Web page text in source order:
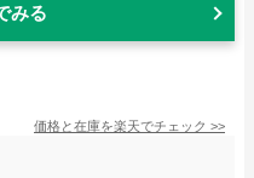
みる
価格と在庫を楽天でチェック >>